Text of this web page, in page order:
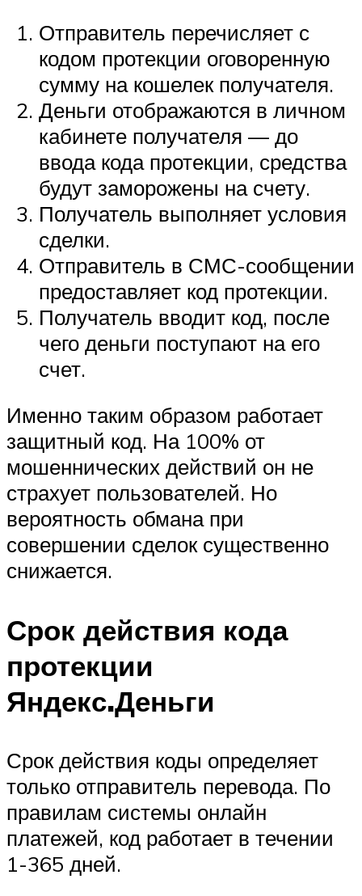
Отправитель перечисляет с
кодом протекции оговоренную
сумму на кошелек получателя.
Деньги отображаются в личном
кабинете получателя — до
ввода кода протекции, средства
будут заморожены на счету.
Получатель выполняет условия
сделки.
Отправитель в СМС-сообщении
предоставляет код протекции.
Получатель вводит код, после
чего деньги поступают на его
счет.
Именно таким образом работает
защитный код. На 100% от
мошеннических действий он не
страхует пользователей. Но
вероятность обмана при
совершении сделок существенно
снижается.
Срок действия кода
протекции
Яндекс.Деньги
Срок действия коды определяет
только отправитель перевода. По
правилам системы онлайн
платежей, код работает в течении
1-365 дней.